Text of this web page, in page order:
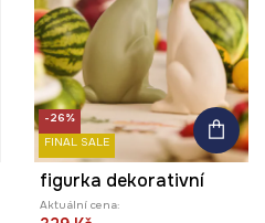
-26%
FINAL SALE
figurka dekorativní
Aktuální cena: